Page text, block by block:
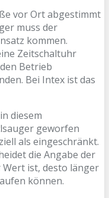
vor Ort abgestimmt
muss der
kommen.
Zeitschaltuhr
Betrieb
Bei Intex ist das
diesem
geworfen
als eingeschränkt.
die Angabe der
Wert ist, desto länger
können.